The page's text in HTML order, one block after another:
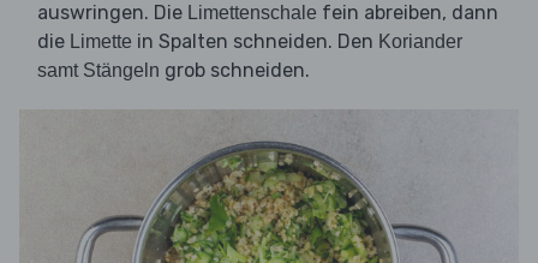
auswringen. Die Limettenschale fein abreiben, dann
die Limette in Spalten schneiden. Den Koriander
samt Stängeln grob schneiden.